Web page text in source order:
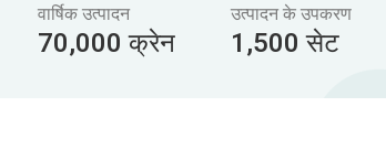
वार्षिक उत्पादन
70,000 क्रेन
उत्पादन के उपकरण
1,500 सेट